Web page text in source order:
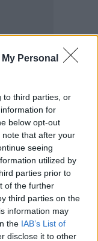
Personal
to third parties, or
for
below opt-out
that after your
seeing
utilized by
parties prior to
of the further
third parties on the
information may
the IAB’s List of
disclose it to other